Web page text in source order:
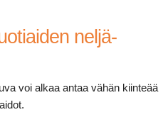
neljä-
voi alkaa antaa vähän kiinteää